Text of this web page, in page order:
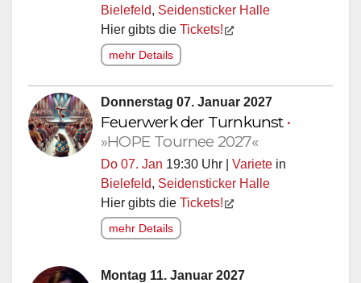
Bielefeld, Seidensticker Halle
Hier gibts die Tickets!
mehr Details
Donnerstag 07. Januar 2027
Feuerwerk der Turnkunst •
»HOPE Tournee 2027«
Do 07. Jan 19:30 Uhr | Variete in
Bielefeld, Seidensticker Halle
Hier gibts die Tickets!
mehr Details
Montag 11. Januar 2027